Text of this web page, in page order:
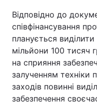
Відео з Youtube
Інтерв'ю
Архів
Контакти
Відповідно до
співфінансування
планується
мільйони 100 тисяч
на сприяння
залученням техніки
заходів повинні
забезпечення